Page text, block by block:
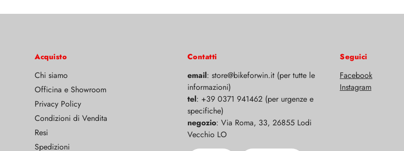
Acquisto
Chi siamo
Officina e Showroom
Privacy Policy
Condizioni di Vendita
Resi
Spedizioni
Contatti
email: store@bikeforwin.it (per tutte le
informazioni)
tel: +39 0371 941462 (per urgenze e
specifiche)
negozio: Via Roma, 33, 26855 Lodi
Vecchio LO
Seguici
Facebook
Instagram